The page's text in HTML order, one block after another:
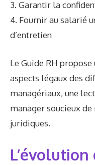
3. Garantir la
4. Fournir au salarié
d’entretien
Le Guide RH
aspects légaux des
managériaux, une
manager soucieux
juridiques.